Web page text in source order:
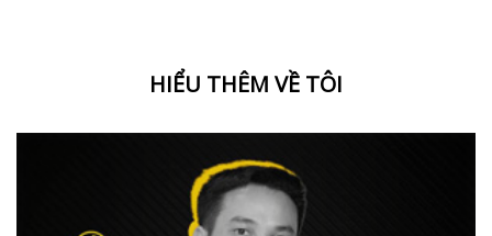
HIỂU THÊM VỀ TÔI